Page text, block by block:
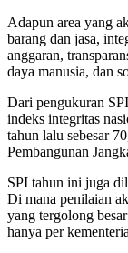
Adapun area yang
barang dan jasa,
anggaran,
daya manusia, dan
Dari pengukuran
indeks integritas
tahun lalu sebesar
Pembangunan
SPI tahun ini juga
Di mana penilaian
yang tergolong
hanya per